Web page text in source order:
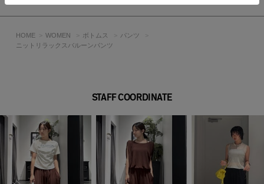
ドライタッチな糸を使用し、肌離れ良く、軽いニットに仕上げ
ています。
透け感：ややあり
■BRN モデル身長170cm（Mサイズ着用）
[注意事項]
※画像の商品はサンプルです。実際の商品と仕様、加工が若干
異なる場合があります。
※画像の商品は光の照射や角度、お使いのモニター環境によ
HOME WOMEN ボトムス
パンツ
ニットリラックスバルーンパンツ
STAFF COORDINATE